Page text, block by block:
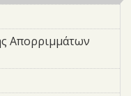
Απορριμμάτων